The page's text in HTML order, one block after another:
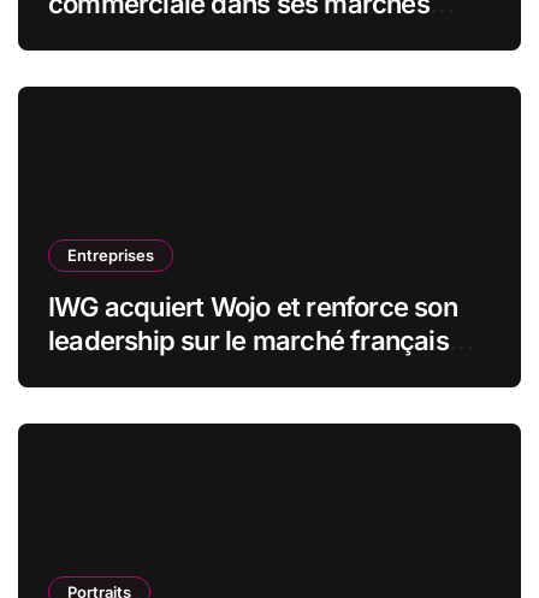
Entreprises
IWG acquiert Wojo et renforce son
leadership sur le marché français
Portraits